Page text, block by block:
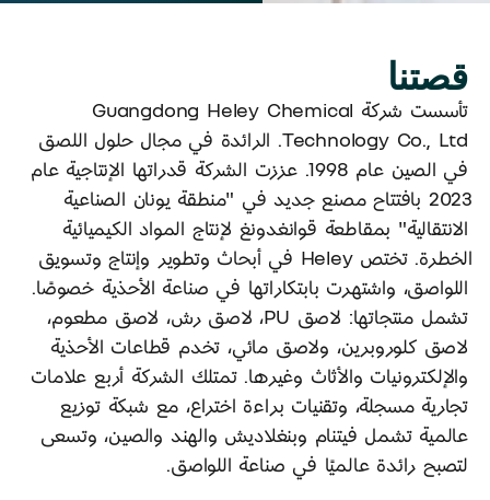
قصتنا
تأسست شركة Guangdong Heley Chemical
Technology Co., Ltd. الرائدة في مجال حلول اللصق
في الصين عام 1998. عززت الشركة قدراتها الإنتاجية عام
2023 بافتتاح مصنع جديد في "منطقة يونان الصناعية
الانتقالية" بمقاطعة قوانغدونغ لإنتاج المواد الكيميائية
الخطرة. تختص Heley في أبحاث وتطوير وإنتاج وتسويق
اللواصق، واشتهرت بابتكاراتها في صناعة الأحذية خصوصًا.
تشمل منتجاتها: لاصق PU، لاصق رش، لاصق مطعوم،
لاصق كلوروبرين، ولاصق مائي، تخدم قطاعات الأحذية
والإلكترونيات والأثاث وغيرها. تمتلك الشركة أربع علامات
تجارية مسجلة، وتقنيات براءة اختراع، مع شبكة توزيع
عالمية تشمل فيتنام وبنغلاديش والهند والصين، وتسعى
لتصبح رائدة عالميًا في صناعة اللواصق.